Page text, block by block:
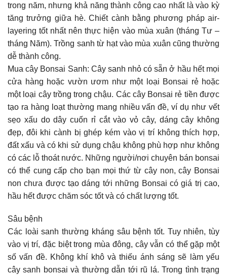
trong năm, nhưng khả năng thành công cao nhất là vào kỳ
tăng trưởng giữa hè. Chiết cành bằng phương pháp air-
layering tốt nhất nên thực hiện vào mùa xuân (tháng Tư –
tháng Năm). Trồng sanh từ hạt vào mùa xuân cũng thường
dễ thành công.
Mua cây Bonsai Sanh: Cây sanh nhỏ có sẵn ở hầu hết mọi
cửa hàng hoặc vườn ươm như một loại Bonsai rẻ hoặc
một loại cây trồng trong chậu. Các cây Bonsai rẻ tiền được
tạo ra hàng loạt thường mang nhiều vấn đề, ví dụ như vết
sẹo xấu do dây cuốn rỉ cắt vào vỏ cây, dáng cây không
đẹp, đôi khi cành bị ghép kém vào vị trí không thích hợp,
đất xấu và có khi sử dụng chậu không phù hợp như không
có các lỗ thoát nước. Những người/nơi chuyên bán bonsai
có thể cung cấp cho bạn mọi thứ từ cây non, cây Bonsai
non chưa được tạo dáng tới những Bonsai có giá trị cao,
hầu hết được chăm sóc tốt và có chất lượng tốt.
Sâu bệnh
Các loài sanh thường kháng sâu bệnh tốt. Tuy nhiên, tùy
vào vị trí, đặc biệt trong mùa đông, cây vẫn có thể gặp một
số vấn đề. Không khí khô và thiếu ánh sáng sẽ làm yếu
cây sanh bonsai và thường dẫn tới rũ lá. Trong tình trạng